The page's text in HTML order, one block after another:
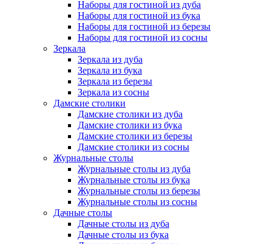
Наборы для гостиной из дуба
Наборы для гостиной из бука
Наборы для гостиной из березы
Наборы для гостиной из сосны
Зеркала
Зеркала из дуба
Зеркала из бука
Зеркала из березы
Зеркала из сосны
Дамские столики
Дамские столики из дуба
Дамские столики из бука
Дамские столики из березы
Дамские столики из сосны
Журнальные столы
Журнальные столы из дуба
Журнальные столы из бука
Журнальные столы из березы
Журнальные столы из сосны
Дачные столы
Дачные столы из дуба
Дачные столы из бука